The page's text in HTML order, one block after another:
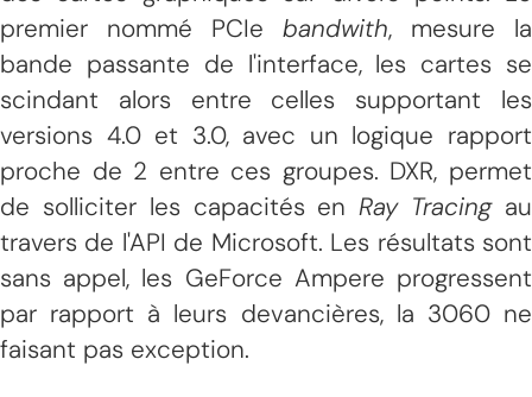
premier nommé PCIe bandwith, mesure la
bande passante de l'interface, les cartes se
scindant alors entre celles supportant les
versions 4.0 et 3.0, avec un logique rapport
proche de 2 entre ces groupes. DXR, permet
de solliciter les capacités enRay Tracingau
travers de l'API de Microsoft. Les résultats sont
sans appel, les GeForce Ampere progressent
par rapport à leurs devancières, la 3060 ne
faisant pas exception.